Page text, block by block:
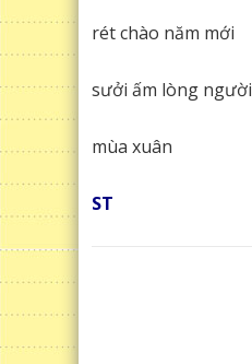
rét chào năm mới
sưởi ấm lòng người
mùa xuân
ST